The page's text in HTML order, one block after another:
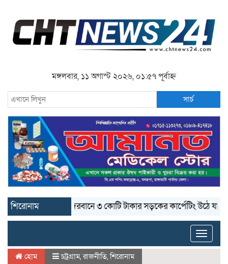
মঙ্গলবার, ১১ অগাস্ট ২০২৬, ০১:৫৭ পূর্বাহ্ন
সার্চ
শিরোনামবান্দরবানে ৩ কোটি টাকার সড়কের কার্পেটিং উঠে যাচ্ছে
Toggle
হোম চট্রগ্রাম,রাজনীতি,শিরোনাম